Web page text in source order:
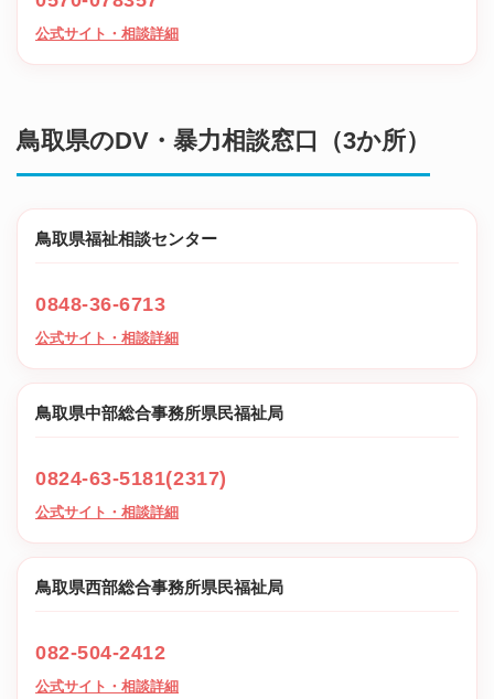
公式サイト・相談詳細
鳥取県のDV・暴力相談窓口（3か所）
鳥取県福祉相談センター
0848-36-6713
公式サイト・相談詳細
鳥取県中部総合事務所県民福祉局
0824-63-5181(2317)
公式サイト・相談詳細
鳥取県西部総合事務所県民福祉局
082-504-2412
公式サイト・相談詳細